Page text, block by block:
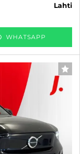
lahti
WHATSAPP